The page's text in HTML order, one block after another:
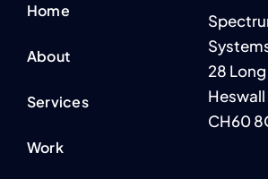
Home
About
Services
Work
28
Heswall
CH60